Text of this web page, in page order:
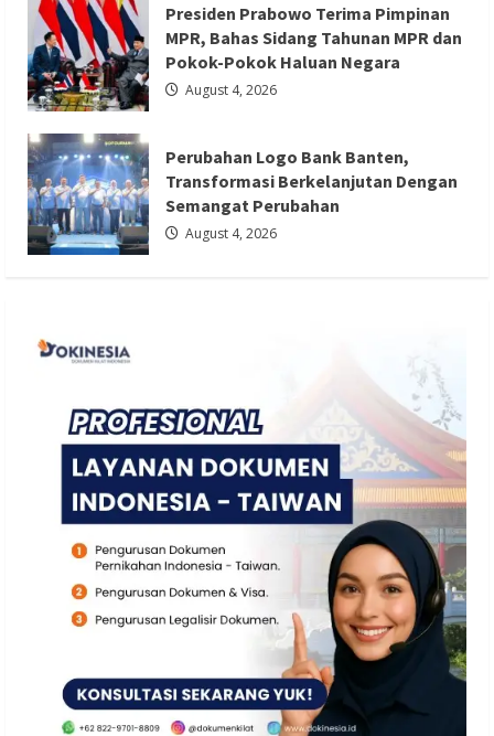
Berita Ekonomi dan Bisnis
Berita Nasional
Berita Terbaru
Perubahan Logo Bank Banten,
Transformasi Berkelanjutan Dengan
Semangat Perubahan
Redaksi 01 August 4, 2026
Presiden Prabowo Terima Pimpinan
MPR, Bahas Sidang Tahunan MPR dan
Pokok-Pokok Haluan Negara
August 4, 2026
Perubahan Logo Bank Banten,
Transformasi Berkelanjutan Dengan
Semangat Perubahan
August 4, 2026